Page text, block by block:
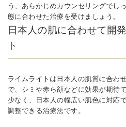
う、あらかじめカウンセリングでし
態に合わせた治療を受けましょう。
日本人の肌に合わせて開
ト
ライムライトは日本人の肌質に合わ
で、シミや赤ら顔などに効果が期待
少なく、日本人の幅広い肌色に対応
調整できる治療法です。